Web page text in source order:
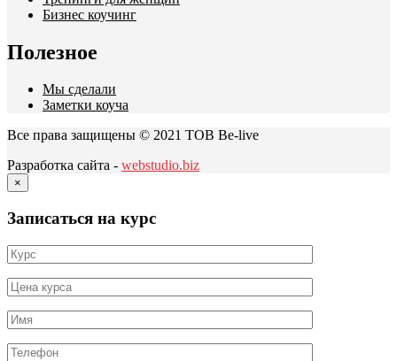
Бизнес коучинг
Полезное
Мы сделали
Заметки коуча
Все права защищены © 2021 ТОВ Be-live
Разработка сайта - webstudio.biz
×
Записаться на курс